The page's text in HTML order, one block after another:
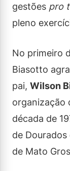
gestões pro
pleno
No primeiro
Biasotto
pai, Wilson
organização
década de
de Dourados
de Mato